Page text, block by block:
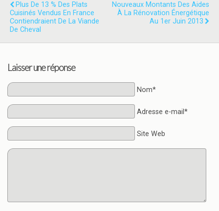
Plus De 13 % Des Plats
Cuisinés Vendus En France
Contiendraient De La Viande
De Cheval
Nouveaux Montants Des Aides
À La Rénovation Énergétique
Au 1er Juin 2013
Laisser une réponse
Nom*
Adresse e-mail*
Site Web